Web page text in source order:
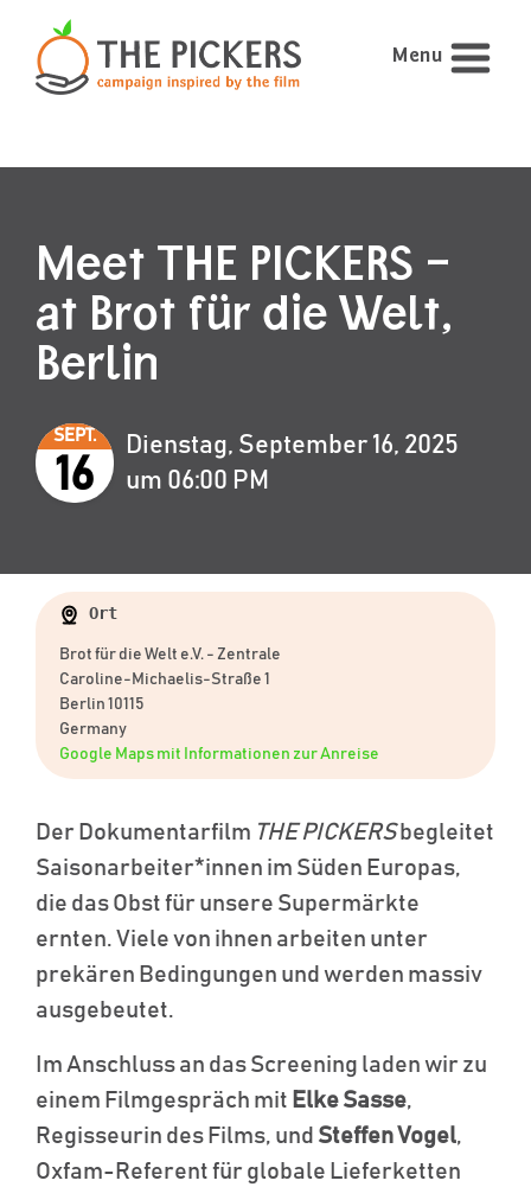
Menu
Meet THE PICKERS –
at Brot für die Welt,
Berlin
SEPT.
16
Dienstag, September 16, 2025
um 06:00 PM
Ort
Brot für die Welt e.V. - Zentrale
Caroline-Michaelis-Straße 1
Berlin 10115
Germany
Google Maps mit Informationen zur Anreise
Der Dokumentarfilm THE PICKERS begleitet
Saisonarbeiter*innen im Süden Europas,
die das Obst für unsere Supermärkte
ernten. Viele von ihnen arbeiten unter
prekären Bedingungen und werden massiv
ausgebeutet.
Im Anschluss an das Screening laden wir zu
einem Filmgespräch mit Elke Sasse,
Regisseurin des Films, und Steffen Vogel,
Oxfam-Referent für globale Lieferketten